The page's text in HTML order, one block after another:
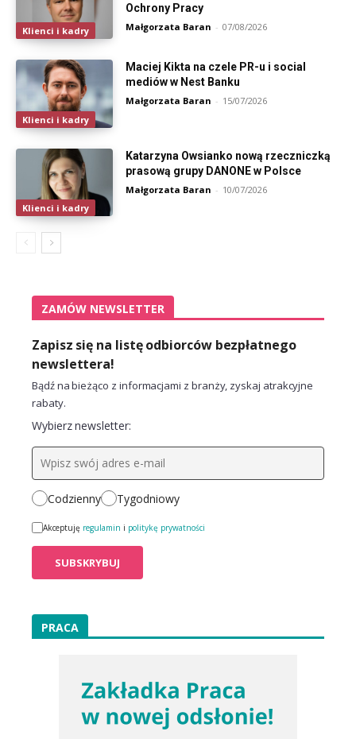
Klienci i kadry
Ochrony Pracy
Małgorzata Baran - 07/08/2026
Klienci i kadry
Maciej Kikta na czele PR-u i social
mediów w Nest Banku
Małgorzata Baran - 15/07/2026
Klienci i kadry
Katarzyna Owsianko nową rzeczniczką
prasową grupy DANONE w Polsce
Małgorzata Baran - 10/07/2026
ZAMÓW NEWSLETTER
Zapisz się na listę odbiorców bezpłatnego
newslettera!
Bądź na bieżąco z informacjami z branży, zyskaj atrakcyjne
rabaty.
Wybierz newsletter:
Codzienny Tygodniowy
Akceptuję regulamin i politykę prywatności
PRACA